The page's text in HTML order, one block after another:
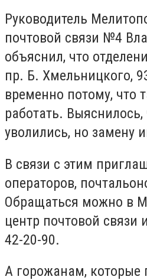
Руководитель
почтовой связи №4
объяснил, что
пр. Б. Хмельницкого,
временно потому, что
работать. Выяснилось,
уволились, но замену
В связи с этим
операторов,
Обращаться можно в
центр почтовой связи
42-20-90.
А горожанам, которые